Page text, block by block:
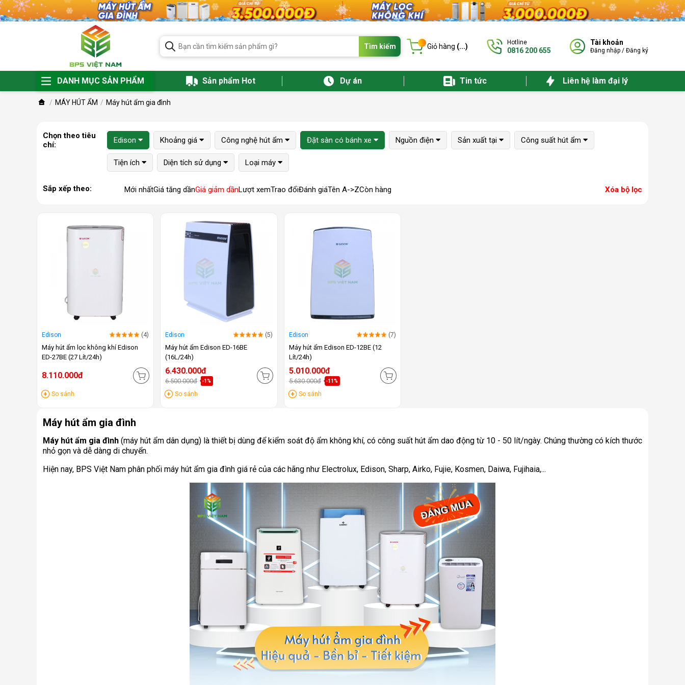
Tìm kiếm ... Giỏ hàng (...) Hotline
0816 200 655
Tài khoản
Đăng nhập / Đăng ký
DANH MỤC SẢN PHẨM Sản phẩm Hot Dự án Tin tức Liên hệ làm đại lý
MÁY HÚT ẨM Máy hút ẩm gia đình
Chọn theo tiêu
chí:
Edison Khoảng giá Công nghệ hút ẩm Đặt sàn có bánh xe Nguồn điện Sản xuất tại Công suất hút ẩm
Tiện ích Diện tích sử dụng Loại máy
Sắp xếp theo: Mới nhấtGiá tăng dầnGiá giảm dầnLượt xemTrao đổiĐánh giáTên A->ZCòn hàng Xóa bộ lọc
Edison (4)
Máy hút ẩm lọc không khí Edison
ED-27BE (27 Lít/24h)
8.110.000đ
So sánh
Edison (5)
Máy hút ẩm Edison ED-16BE
(16L/24h)
6.430.000đ
6.500.000đ -1%
So sánh
Edison (7)
Máy hút ẩm Edison ED-12BE (12
Lít/24h)
5.010.000đ
5.630.000đ -11%
So sánh
Máy hút ẩm gia đình
Máy hút ẩm gia đình (máy hút ẩm dân dụng) là thiết bị dùng để kiểm soát độ ẩm không khí, có công suất hút ẩm dao động từ 10 - 50 lít/ngày. Chúng thường có kích thước
nhỏ gọn và dễ dàng di chuyển.
Hiện nay, BPS Việt Nam phân phối máy hút ẩm gia đình giá rẻ của các hãng như Electrolux, Edison, Sharp, Airko, Fujie, Kosmen, Daiwa, Fujihaia,...